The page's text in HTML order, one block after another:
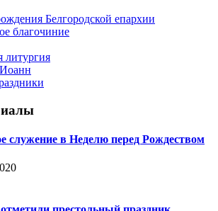
Белгородской епархии
благочиние
литургия
служение в Неделю перед Рождеством